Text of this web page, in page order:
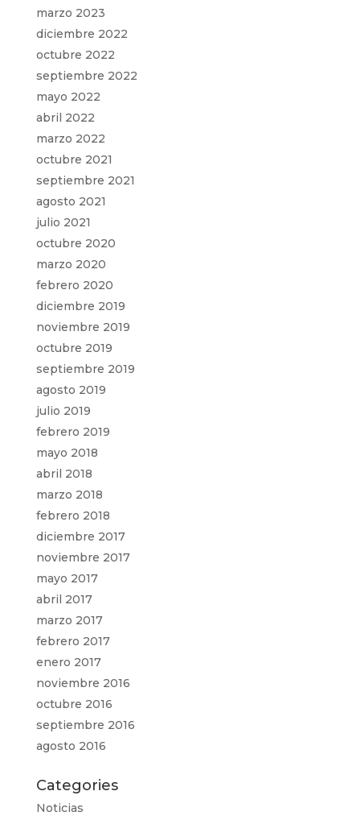
marzo 2023
diciembre 2022
octubre 2022
septiembre 2022
mayo 2022
abril 2022
marzo 2022
octubre 2021
septiembre 2021
agosto 2021
julio 2021
octubre 2020
marzo 2020
febrero 2020
diciembre 2019
noviembre 2019
octubre 2019
septiembre 2019
agosto 2019
julio 2019
febrero 2019
mayo 2018
abril 2018
marzo 2018
febrero 2018
diciembre 2017
noviembre 2017
mayo 2017
abril 2017
marzo 2017
febrero 2017
enero 2017
noviembre 2016
octubre 2016
septiembre 2016
agosto 2016
Categories
Noticias